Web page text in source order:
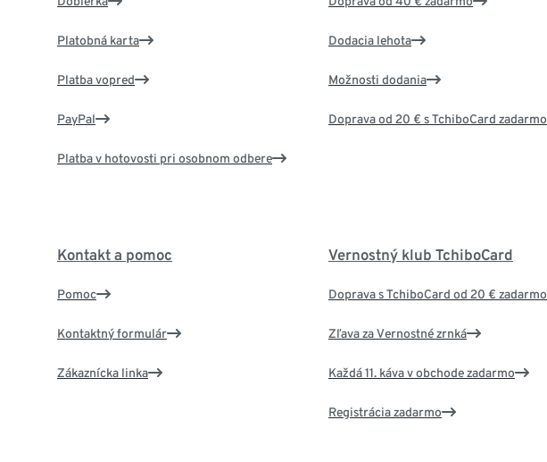
Platobná karta
Platba vopred
PayPal
Platba v hotovosti pri osobnom odbere
Dodacia lehota
Možnosti dodania
Doprava od 20 € s TchiboCard zadarmo
Kontakt a pomoc
Pomoc
Kontaktný formulár
Zákaznícka linka
Vernostný klub TchiboCard
Doprava s TchiboCard od 20 € zadarmo
Zľava za Vernostné zrnká
Každá 11. káva v obchode zadarmo
Registrácia zadarmo